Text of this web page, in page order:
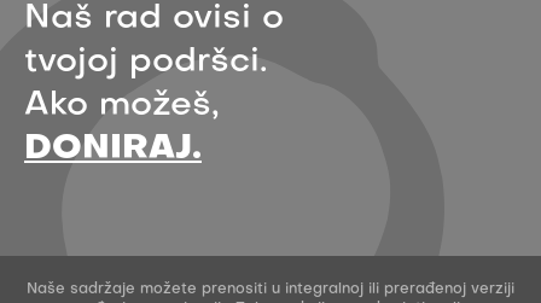
Naš rad ovisi o
tvojoj podršci.
Ako možeš,
DONIRAJ.
Naše sadržaje možete prenositi u integralnoj ili prerađenoj verziji